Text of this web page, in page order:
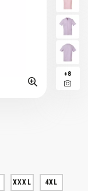
+8
XXXL 4XL